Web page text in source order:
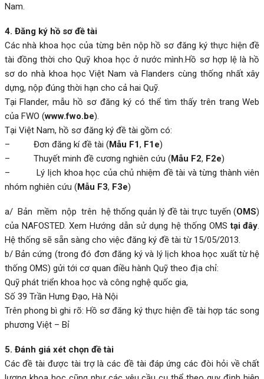
Nam.
4. Đăng ký hồ sơ đề tài
Các nhà khoa học của từng bên nộp hồ sơ đăng ký thực hiện đề
tài đồng thời cho Quỹ khoa học ở nước mình.Hồ sơ hợp lệ là hồ
sơ do nhà khoa học Việt Nam và Flanders cùng thống nhất xây
dựng, nộp đúng thời hạn cho cả hai Quỹ.
Tại Flander, mẫu hồ sơ đăng ký có thể tìm thấy trên trang Web
của FWO (www.fwo.be).
Tại Việt Nam, hồ sơ đăng ký đề tài gồm có:
– Đơn đăng kí đề tài (Mẫu F1, F1e)
– Thuyết minh đề cương nghiên cứu (Mẫu F2, F2e)
– Lý lịch khoa học của chủ nhiệm đề tài và từng thành viên
nhóm nghiên cứu (Mẫu F3, F3e)
a/ Bản mềm nộp trênhệ thống quản lý đề tài trực tuyến (OMS)
của NAFOSTED. Xem Hướng dẫn sử dụng hệ thống OMStại đây.
Hệ thống sẽ sẵn sàng cho việc đăng ký đề tài từ 15/05/2013.
b/ Bản cứng (trong đó đơn đăng ký và lý lịch khoa học xuất từ hệ
thống OMS) gửi tới cơ quan điều hành Quỹ theo địa chỉ:
Quỹ phát triển khoa học và công nghệ quốc gia,
Số 39 Trần Hưng Đạo, Hà Nội
Trên phong bì ghi rõ: Hồ sơ đăng ký thực hiện đề tài hợp tác song
phương Việt – Bỉ
5. Đánh giá xét chọn đề tài
Các đề tài được tài trợ là các đề tài đáp ứng các đòi hỏi về chất